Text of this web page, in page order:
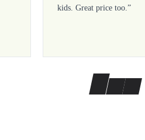
kids. Great price too.”